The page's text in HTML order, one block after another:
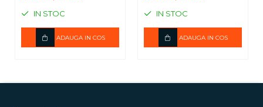
energetica A+++
IN STOC
ADAUGA IN COS
energetica
IN STOC
ADAUGA IN COS